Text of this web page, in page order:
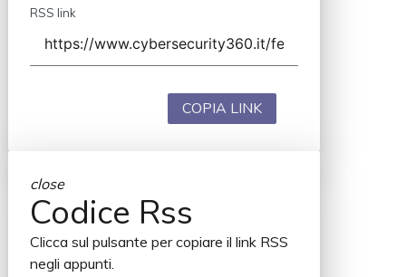
RSS link
COPIA LINK
close
Codice Rss
Clicca sul pulsante per copiare il link RSS
negli appunti.